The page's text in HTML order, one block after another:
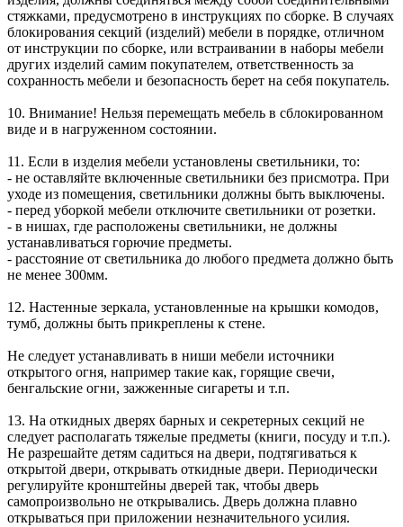
стяжками, предусмотрено в инструкциях по сборке. В случаях
блокирования секций (изделий) мебели в порядке, отличном
от инструкции по сборке, или встраивании в наборы мебели
других изделий самим покупателем, ответственность за
сохранность мебели и безопасность берет на себя покупатель.
10. Внимание! Нельзя перемещать мебель в сблокированном
виде и в нагруженном состоянии.
11. Если в изделия мебели установлены светильники, то:
- не оставляйте включенные светильники без присмотра. При
уходе из помещения, светильники должны быть выключены.
- перед уборкой мебели отключите светильники от розетки.
- в нишах, где расположены светильники, не должны
устанавливаться горючие предметы.
- расстояние от светильника до любого предмета должно быть
не менее 300мм.
12. Настенные зеркала, установленные на крышки комодов,
тумб, должны быть прикреплены к стене.
Не следует устанавливать в ниши мебели источники
открытого огня, например такие как, горящие свечи,
бенгальские огни, зажженные сигареты и т.п.
13. На откидных дверях барных и секретерных секций не
следует располагать тяжелые предметы (книги, посуду и т.п.).
Не разрешайте детям садиться на двери, подтягиваться к
открытой двери, открывать откидные двери. Периодически
регулируйте кронштейны дверей так, чтобы дверь
самопроизвольно не открывались. Дверь должна плавно
открываться при приложении незначительного усилия.